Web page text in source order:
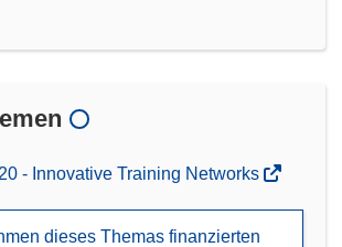
- Innovative Training Networks
dieses Themas finanzierten